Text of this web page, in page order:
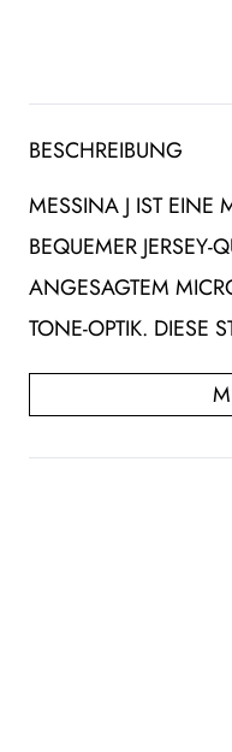
BESCHREIBUNG
MESSINA J IST EINE
BEQUEMER JERSEY-
ANGESAGTEM
TONE-OPTIK. DIESE